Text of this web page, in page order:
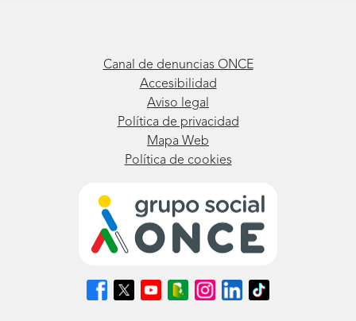
Canal de denuncias ONCE
Accesibilidad
Aviso legal
Política de privacidad
Mapa Web
Política de cookies
Síguenos
en
Síguenos
en
Síguenos
en
Síguenos
en
Síguenos
en
Síguenos
en
Síguenos
en